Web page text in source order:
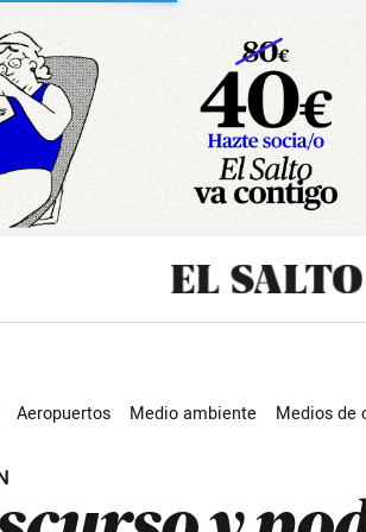
Aeropuertos Medio ambiente Medios de